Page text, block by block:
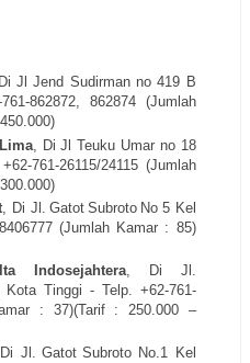
Jl Jend Sudirman no 419 B
761-862872, 862874(Jumlah
, DiJl Teuku Umar no 18
761-26115/24115 (Jumlah
, Di Jl. Gatot Subroto No 5Kel
(Jumlah Kamar : 85)
Indosejahtera, Di Jl.
Tinggi - Telp. +62-761-
: 37)(Tarif : 250.000 –
Jl. Gatot Subroto No.1 Kel